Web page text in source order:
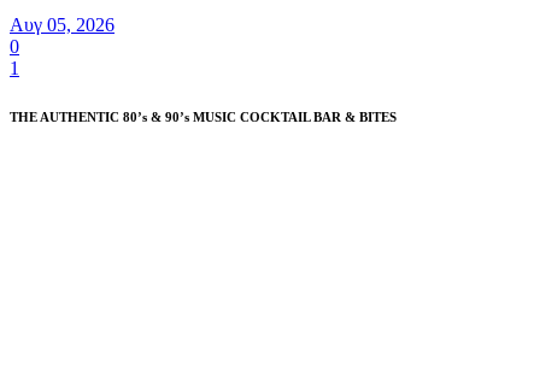
Αυγ 05, 2026
0
1
THE AUTHENTIC 80’s & 90’s MUSIC COCKTAIL BAR & BITES